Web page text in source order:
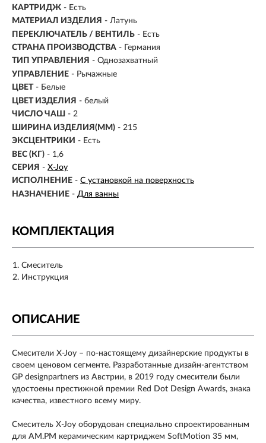
КАРТРИДЖ - Есть
МАТЕРИАЛ ИЗДЕЛИЯ - Латунь
ПЕРЕКЛЮЧАТЕЛЬ / ВЕНТИЛЬ - Есть
СТРАНА ПРОИЗВОДСТВА - Германия
ТИП УПРАВЛЕНИЯ - Однозахватный
УПРАВЛЕНИЕ - Рычажные
ЦВЕТ - Белые
ЦВЕТ ИЗДЕЛИЯ - белый
ЧИСЛО ЧАШ - 2
ШИРИНА ИЗДЕЛИЯ(ММ) - 215
ЭКСЦЕНТРИКИ - Есть
ВЕС (КГ) - 1,6
СЕРИЯ - X-Joy
ИСПОЛНЕНИЕ - С установкой на поверхность
НАЗНАЧЕНИЕ - Для ванны
КОМПЛЕКТАЦИЯ
Смеситель
Инструкция
ОПИСАНИЕ
Смесители X-Joy – по-настоящему дизайнерские продукты в
своем ценовом сегменте. Разработанные дизайн-агентством
GP designpartners из Австрии, в 2019 году смесители были
удостоены престижной премии Red Dot Design Awards, знака
качества, известного всему миру.
Смеситель X-Joy оборудован специально спроектированным
для AM.PM керамическим картриджем SoftMotion 35 мм,